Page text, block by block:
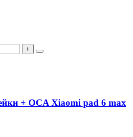
+
+ OCA Xiaomi pad 6 max